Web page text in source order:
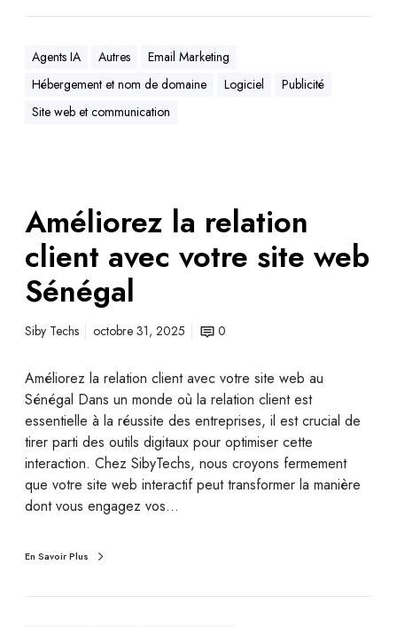
Agents IA Autres
Email Marketing
Hébergement et nom de domaine
Logiciel
Publicité
Site web et communication
Améliorez la relation
client avec votre site web
Sénégal
Siby Techs octobre 31, 2025 0
Améliorez la relation client avec votre site web au
Sénégal Dans un monde où la relation client est
essentielle à la réussite des entreprises, il est crucial de
tirer parti des outils digitaux pour optimiser cette
interaction. Chez SibyTechs, nous croyons fermement
que votre site web interactif peut transformer la manière
dont vous engagez vos…
En Savoir Plus